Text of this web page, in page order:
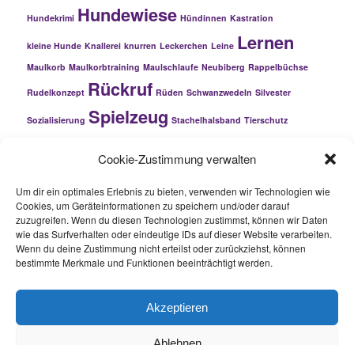
Cookie-Zustimmung verwalten
Um dir ein optimales Erlebnis zu bieten, verwenden wir Technologien wie
Cookies, um Geräteinformationen zu speichern und/oder darauf
zuzugreifen. Wenn du diesen Technologien zustimmst, können wir Daten
wie das Surfverhalten oder eindeutige IDs auf dieser Website verarbeiten.
Wenn du deine Zustimmung nicht erteilst oder zurückziehst, können
bestimmte Merkmale und Funktionen beeinträchtigt werden.
Akzeptieren
Hundekrimi Hundewiese Hündinnen Kastration
kleine Hunde Knallerei knurren Leckerchen Leine Lernen
Maulkorb Maulkorbtraining Maulschlaufe Neubiberg Rappelbüchse
Rudelkonzept Rückruf Rüden Schwanzwedeln Silvester
Sozialisierung Spielzeug Stachelhalsband Tierschutz
ziehen
META
Anmelden
Eintrags-Feed
Kommentar-Feed